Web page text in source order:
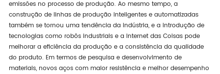
emissões no processo de produção. Ao mesmo tempo, a
construção de linhas de produção inteligentes e automatizadas
também se tornou uma tendência da indústria, e a introdução de
tecnologias como robôs industriais e a Internet das Coisas pode
melhorar a eficiência da produção e a consistência da qualidade
do produto. Em termos de pesquisa e desenvolvimento de
materiais, novos aços com maior resistência e melhor desempenho